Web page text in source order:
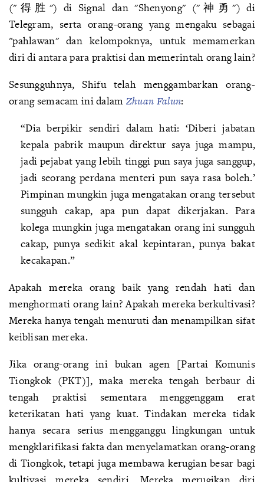
("得 胜") di Signal dan "Shenyong" ("神勇") di
Telegram, serta orang-orang yang mengaku sebagai
"pahlawan" dan kelompoknya, untuk memamerkan
diri di antara para praktisi dan memerintah orang lain?
Sesungguhnya, Shifu telah menggambarkan orang-
orang semacam ini dalam Zhuan Falun:
“Dia berpikir sendiri dalam hati: ‘Diberi jabatan
kepala pabrik maupun direktur saya juga mampu,
jadi pejabat yang lebih tinggi pun saya juga sanggup,
jadi seorang perdana menteri pun saya rasa boleh.’
Pimpinan mungkin juga mengatakan orang tersebut
sungguh cakap, apa pun dapat dikerjakan. Para
kolega mungkin juga mengatakan orang ini sungguh
cakap, punya sedikit akal kepintaran, punya bakat
kecakapan.”
Apakah mereka orang baik yang rendah hati dan
menghormati orang lain? Apakah mereka berkultivasi?
Mereka hanya tengah menuruti dan menampilkan sifat
keiblisan mereka.
Jika orang-orang ini bukan agen [Partai Komunis
Tiongkok (PKT)], maka mereka tengah berbaur di
tengah praktisi sementara menggenggam erat
keterikatan hati yang kuat. Tindakan mereka tidak
hanya secara serius mengganggu lingkungan untuk
mengklarifikasi fakta dan menyelamatkan orang-orang
di Tiongkok, tetapi juga membawa kerugian besar bagi